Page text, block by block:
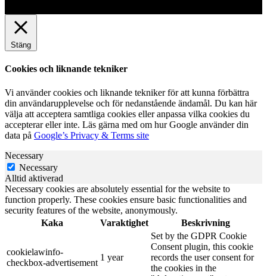
Stäng
Cookies och liknande tekniker
Vi använder cookies och liknande tekniker för att kunna förbättra
din användarupplevelse och för nedanstående ändamål. Du kan här
välja att acceptera samtliga cookies eller anpassa vilka cookies du
accepterar eller inte. Läs gärna med om hur Google använder din
data på Google’s Privacy & Terms site
Necessary
Necessary
Alltid aktiverad
Necessary cookies are absolutely essential for the website to
function properly. These cookies ensure basic functionalities and
security features of the website, anonymously.
Kaka
Varaktighet Beskrivning
cookielawinfo-
checkbox-advertisement
1 year
Set by the GDPR Cookie
Consent plugin, this cookie
records the user consent for
the cookies in the